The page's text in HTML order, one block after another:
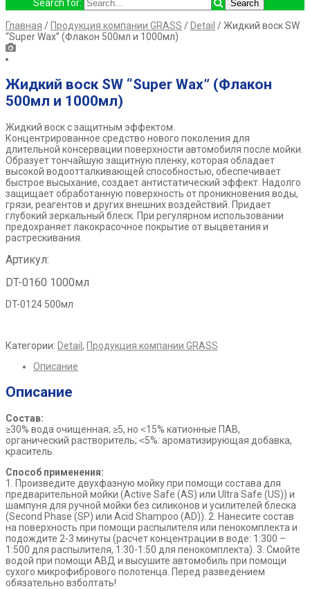
Search for:
Главная / Продукция компании GRASS / Detail / Жидкий воск SW
“Super Wax” (Флакон 500мл и 1000мл)
Жидкий воск SW “Super Wax” (Флакон
500мл и 1000мл)
Жидкий воск с защитным эффектом.
Концентрированное средство нового поколения для
длительной консервации поверхности автомобиля после мойки.
Образует тончайшую защитную пленку, которая обладает
высокой водоотталкивающей способностью, обеспечивает
быстрое высыхание, создает антистатический эффект. Надолго
защищает обработанную поверхность от проникновения воды,
грязи, реагентов и других внешних воздействий. Придает
глубокий зеркальный блеск. При регулярном использовании
предохраняет лакокрасочное покрытие от выцветания и
растрескивания.
Артикул:
DT-0160 1000мл
DT-0124 500мл
Категории: Detail , Продукция компании GRASS
Описание
Описание
Состав:
≥30% вода очищенная; ≥5, но ˂15% катионные ПАВ,
органический растворитель; ˂5%: ароматизирующая добавка,
краситель.
Способ применения:
1. Произведите двухфазную мойку при помощи состава для
предварительной мойки (Active Safe (AS) или Ultra Safe (US)) и
шампуня для ручной мойки без силиконов и усилителей блеска
(Second Phase (SP) или Acid Shampoo (AD)). 2. Нанесите состав
на поверхность при помощи распылителя или пенокомплекта и
подождите 2-3 минуты (расчет концентрации в воде: 1:300 –
1:500 для распылителя, 1:30-1:50 для пенокомплекта). 3. Смойте
водой при помощи АВД и высушите автомобиль при помощи
сухого микрофибрового полотенца. Перед разведением
обязательно взболтать!